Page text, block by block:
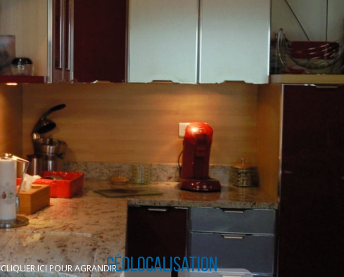
CLIQUER ICI POUR AGRANDIRGéolocalisation